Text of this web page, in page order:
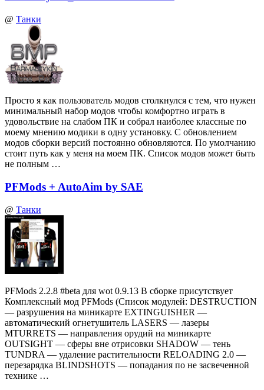
@ Танки
Просто я как пользователь модов столкнулся с тем, что нужен
минимальный набор модов чтобы комфортно играть в
удовольствие на слабом ПК и собрал наиболее классные по
моему мнению модики в одну установку. С обновлением
модов сборки версий постоянно обновляются. По умолчанию
стоит путь как у меня на моем ПК. Список модов может быть
не полным …
PFMods + AutoAim by SAE
@ Танки
PFMods 2.2.8 #beta для wot 0.9.13 В сборке присутствует
Комплексный мод PFMods (Список модулей: DESTRUCTION
— разрушения на миникарте EXTINGUISHER —
автоматический огнетушитель LASERS — лазеры
MTURRETS — направления орудий на миникарте
OUTSIGHT — сферы вне отрисовки SHADOW — тень
TUNDRA — удаление растительности RELOADING 2.0 —
перезарядка BLINDSHOTS — попадания по не засвеченной
технике …